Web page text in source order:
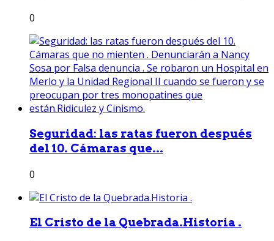
0
Seguridad: las ratas fueron después
del 10. Cámaras que...
0
El Cristo de la Quebrada.Historia .